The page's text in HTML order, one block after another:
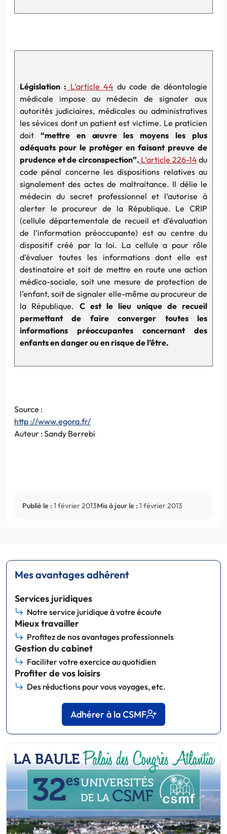
Législation : L’article 44 du code de déontologie
médicale impose au médecin de signaler aux
autorités judiciaires, médicales ou administratives
les sévices dont un patient est victime. Le praticien
doit “mettre en œuvre les moyens les plus
adéquats pour le protéger en faisant preuve de
prudence et de circonspection”. L’article 226-14 du
code pénal concerne les dispositions relatives au
signalement des actes de maltraitance. Il délie le
médecin du secret professionnel et l’autorise à
alerter le procureur de la République. Le CRIP
(cellule départementale de recueil et d’évaluation
de l’information préoccupante) est au centre du
dispositif créé par la loi. La cellule a pour rôle
d’évaluer toutes les informations dont elle est
destinataire et soit de mettre en route une action
médico-sociale, soit une mesure de protection de
l’enfant, soit de signaler elle-même au procureur de
la République. C est le lieu unique de recueil
permettant de faire converger toutes les
informations préoccupantes concernant des
enfants en danger ou en risque de l’être.
Source :
http ://www.egora.fr/
Auteur : Sandy Berrebi
Publié le : 1 février 2013Mis à jour le : 1 février 2013
Mes avantages adhérent
Services juridiques
Notre service juridique à votre écoute
Mieux travailler
Profitez de nos avantages professionnels
Gestion du cabinet
Faciliter votre exercice au quotidien
Profiter de vos loisirs
Des réductions pour vous voyages, etc.
Adhérer à la CSMF